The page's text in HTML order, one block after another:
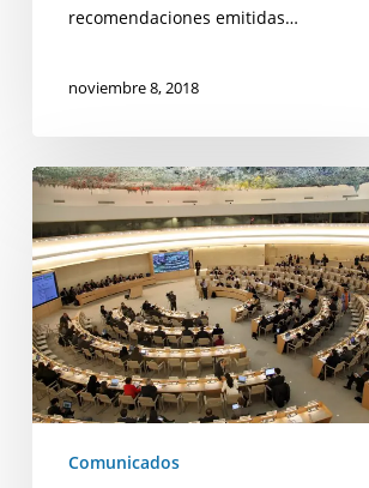
recomendaciones emitidas…
noviembre 8, 2018
Comunicado:
de
Derechos
Humanos
de
la
ONU
confirma
crisisComunicados